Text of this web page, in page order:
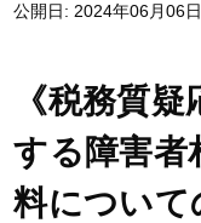
公開日: 2024年06月06日
《税務質
する障害者
料について